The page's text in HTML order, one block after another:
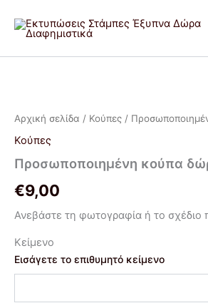
στο
περιεχόμενο
Αρχική σελίδα / Κούπες /
Κούπες
Προσωποποιημένη κούπα
€9,00
Ανεβάστε τη φωτογραφία ή το σχέδιο
Κείμενο
Εισάγετε το επιθυμητό κείμενο
ποσότητα